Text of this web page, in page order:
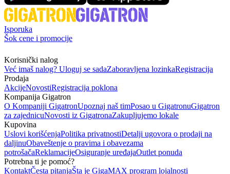
Isporuka
Šok cene i promocije
Korisnički nalog
Već imaš nalog? Uloguj se sadaZaboravljena lozinkaRegistracija
Prodaja
AkcijeNovostiRegistracija poklona
Kompanija Gigatron
O Kompaniji GigatronUpoznaj naš timPosao u GigatronuGigatron
za zajednicuNovosti iz GigatronaZakupljujemo lokale
Kupovina
Uslovi korišćenjaPolitika privatnostiDetalji ugovora o prodaji na
daljinuObaveštenje o pravima i obavezama
potrošačaReklamacijeOsiguranje uređajaOutlet ponuda
Potrebna ti je pomoć?
KontaktČesta pitanjaŠta je GigaMAX program lojalnosti